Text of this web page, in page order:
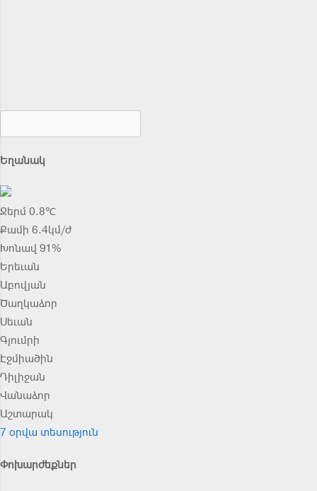
Եղանակ
Ջերմ 0.8℃
Քամի 6.4կմ/ժ
Խոնավ 91%
Երեւան
Աբովյան
Ծաղկաձոր
Սեւան
Գյումրի
Էջմիածին
Դիլիջան
Վանաձոր
Աշտարակ
7 օրվա տեսություն
Փոխարժեքներ